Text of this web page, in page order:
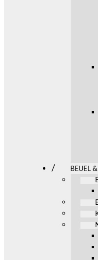
BEUEL